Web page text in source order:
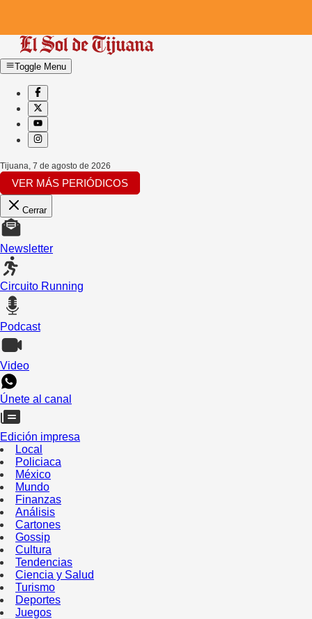
Toggle Menu
Tijuana 7 de agosto de 2026
VER MÁS PERIÓDICOS
Cerrar
Newsletter
Circuito Running
Podcast
Video
Únete al canal
Edición impresa
Local
Policiaca
México
Mundo
Finanzas
Análisis
Cartones
Gossip
Cultura
Tendencias
Ciencia y Salud
Turismo
Deportes
Juegos